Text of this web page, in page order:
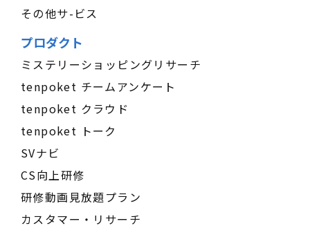
その他サ-ビス
プロダクト
ミステリーショッピングリサーチ
tenpoket チームアンケート
tenpoket クラウド
tenpoket トーク
SVナビ
CS向上研修
研修動画見放題プラン
カスタマー・リサーチ